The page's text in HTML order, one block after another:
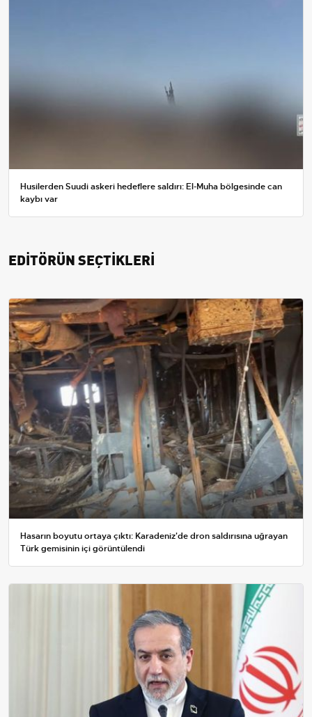
Husilerden Suudi askeri hedeflere saldırı: El-Muha bölgesinde can
kaybı var
EDİTÖRÜN SEÇTİKLERİ
Hasarın boyutu ortaya çıktı: Karadeniz'de dron saldırısına uğrayan
Türk gemisinin içi görüntülendi